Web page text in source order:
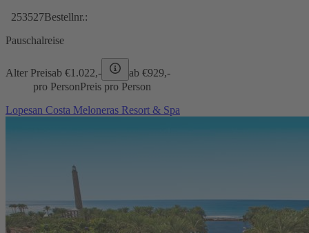
253527Bestellnr.:
Pauschalreise
Alter Preisab €1.022,- ab €929,-
pro PersonPreis pro Person
Lopesan Costa Meloneras Resort & Spa